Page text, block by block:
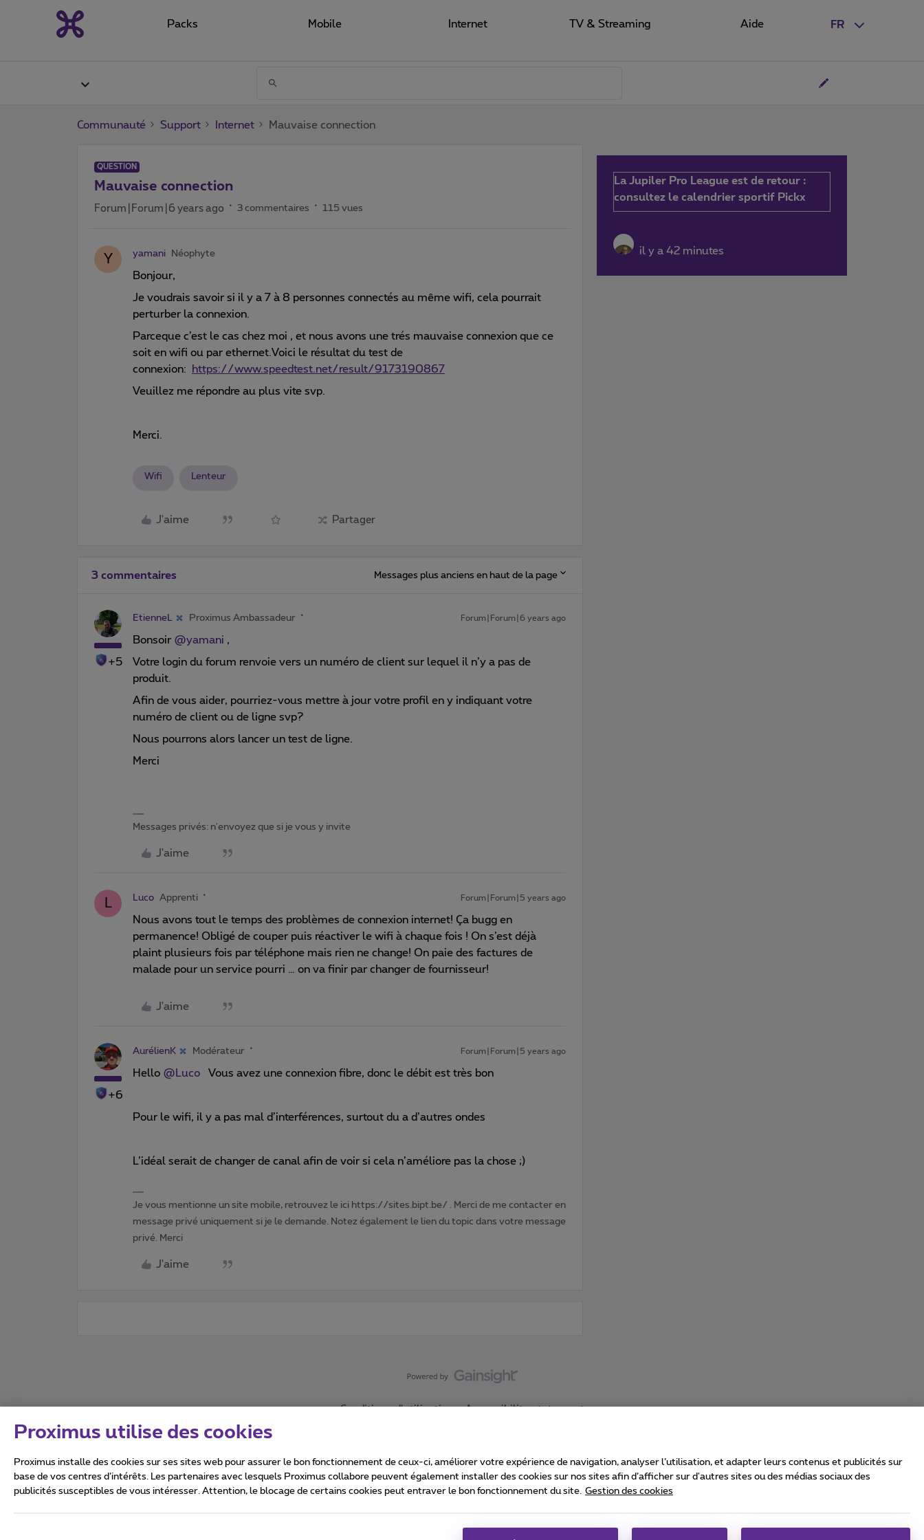
FR
Packs Mobile Internet TV & Streaming Aide
Communauté Support Internet Mauvaise connection
QUESTION
Mauvaise connection
Forum|Forum|6 years ago 3 commentaires 115 vues
Y yamani Néophyte
Bonjour,
Je voudrais savoir si il y a 7 à 8 personnes connectés au même wifi, cela pourrait
perturber la connexion.
Parceque c’est le cas chez moi , et nous avons une trés mauvaise connexion que ce
soit en wifi ou par ethernet.Voici le résultat du test de
connexion:
https://www.speedtest.net/result/9173190867
Veuillez me répondre au plus vite svp.
Merci.
Wifi Lenteur
J'aime Partager
3 commentaires Messages plus anciens en haut de la page
+5
EtienneL Proximus Ambassadeur Forum|Forum|6 years ago
Bonsoir @yamani ,
Votre login du forum renvoie vers un numéro de client sur lequel il n’y a pas de
produit.
Afin de vous aider, pourriez-vous mettre à jour votre profil en y indiquant votre
numéro de client ou de ligne svp?
Nous pourrons alors lancer un test de ligne.
Merci
Messages privés: n'envoyez que si je vous y invite
J'aime
L Luco Apprenti Forum|Forum|5 years ago
Nous avons tout le temps des problèmes de connexion internet! Ça bugg en
permanence! Obligé de couper puis réactiver le wifi à chaque fois ! On s’est déjà
plaint plusieurs fois par téléphone mais rien ne change! On paie des factures de
malade pour un service pourri … on va finir par changer de fournisseur!
J'aime
+6
AurélienK Modérateur Forum|Forum|5 years ago
Hello @Luco Vous avez une connexion fibre, donc le débit est très bon
Pour le wifi, il y a pas mal d’interférences, surtout du a d’autres ondes
L’idéal serait de changer de canal afin de voir si cela n’améliore pas la chose ;)
Je vous mentionne un site mobile, retrouvez le ici https://sites.bipt.be/ . Merci de me contacter en
message privé uniquement si je le demande. Notez également le lien du topic dans votre message
privé. Merci
J'aime
La Jupiler Pro League est de retour :
consultez le calendrier sportif Pickx
il y a 42 minutes
Conditions d'utilisation Accessibility statement
Tous droits réservés. ©2026Proximus
Carrier & Wholesale Solutions
Proximus utilise des cookies
Proximus installe des cookies sur ses sites web pour assurer le bon fonctionnement de ceux-ci, améliorer votre expérience de navigation, analyser l’utilisation, et adapter leurs contenus et publicités sur
base de vos centres d’intérêts. Les partenaires avec lesquels Proximus collabore peuvent également installer des cookies sur nos sites afin d’afficher sur d'autres sites ou des médias sociaux des
publicités susceptibles de vous intéresser. Attention, le blocage de certains cookies peut entraver le bon fonctionnement du site. Gestion des cookies